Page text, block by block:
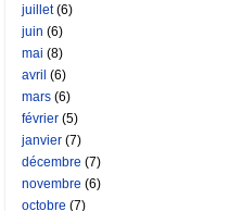
juillet(6)
juin (6)
mai (8)
avril (6)
mars (6)
février (5)
janvier (7)
décembre (7)
novembre (6)
octobre (7)